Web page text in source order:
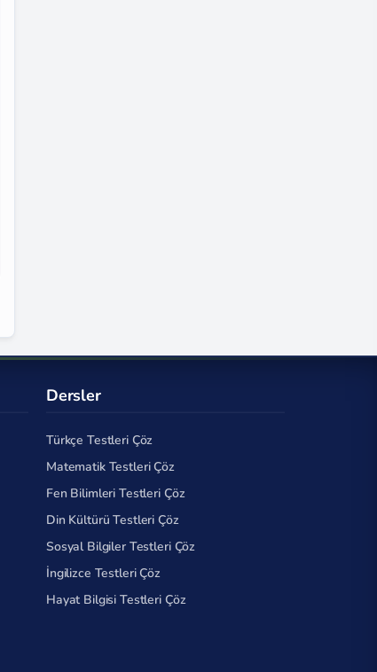
Dersler
Türkçe Testleri Çöz
Matematik Testleri Çöz
Fen Bilimleri Testleri Çöz
Din Kültürü Testleri Çöz
Sosyal Bilgiler Testleri Çöz
İngilizce Testleri Çöz
Hayat Bilgisi Testleri Çöz